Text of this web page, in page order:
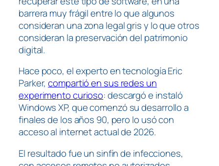
barrera muy frágil entre lo que algunos
consideran una zona legal gris y lo que otros
consideran la preservación del patrimonio
digital.
Hace poco, el experto en tecnología Eric
Parker,compartió en sus redes un
experimento curioso: descargó e instaló
Windows XP, que comenzó su desarrollo a
finales de los años 90, pero lo usó con
acceso al internet actual de 2026.
El resultado fue un sinfín de infecciones,